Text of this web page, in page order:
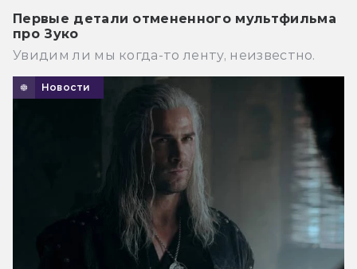
Первые детали отмененного мультфильма
про Зуко
Увидим ли мы когда-то ленту, неизвестно.
Новости